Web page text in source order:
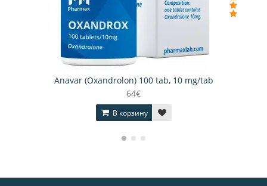
Anavar (Oxandrolon) 100 tab, 10 mg/tab
64€
В корзину